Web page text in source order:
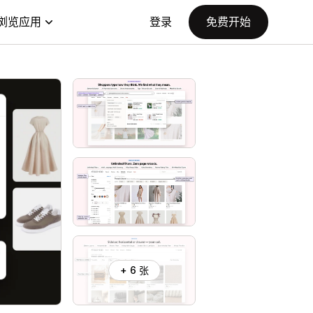
览应用 登录 免费开始
+ 6 张